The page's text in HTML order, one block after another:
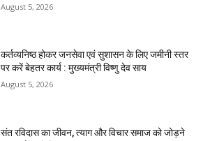
August 5, 2026
कर्तव्यनिष्ठ होकर जनसेवा एवं सुशासन के लिए जमीनी स्तर
पर करें बेहतर कार्य : मुख्यमंत्री विष्णु देव साय
August 5, 2026
संत रविदास का जीवन, त्याग और विचार समाज को जोड़ने